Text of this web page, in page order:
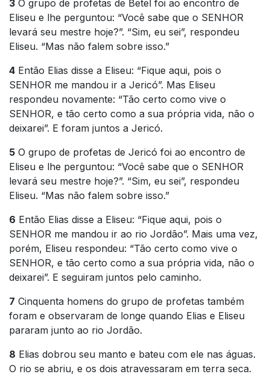
3 O grupo de profetas de Betel foi ao encontro de
Eliseu e lhe perguntou: “Você sabe que o SENHOR
levará seu mestre hoje?”. “Sim, eu sei”, respondeu
Eliseu. “Mas não falem sobre isso.”
4 Então Elias disse a Eliseu: “Fique aqui, pois o
SENHOR me mandou ir a Jericó”. Mas Eliseu
respondeu novamente: “Tão certo como vive o
SENHOR, e tão certo como a sua própria vida, não o
deixarei”. E foram juntos a Jericó.
5 O grupo de profetas de Jericó foi ao encontro de
Eliseu e lhe perguntou: “Você sabe que o SENHOR
levará seu mestre hoje?”. “Sim, eu sei”, respondeu
Eliseu. “Mas não falem sobre isso.”
6 Então Elias disse a Eliseu: “Fique aqui, pois o
SENHOR me mandou ir ao rio Jordão”. Mais uma vez,
porém, Eliseu respondeu: “Tão certo como vive o
SENHOR, e tão certo como a sua própria vida, não o
deixarei”. E seguiram juntos pelo caminho.
7 Cinquenta homens do grupo de profetas também
foram e observaram de longe quando Elias e Eliseu
pararam junto ao rio Jordão.
8 Elias dobrou seu manto e bateu com ele nas águas.
O rio se abriu, e os dois atravessaram em terra seca.